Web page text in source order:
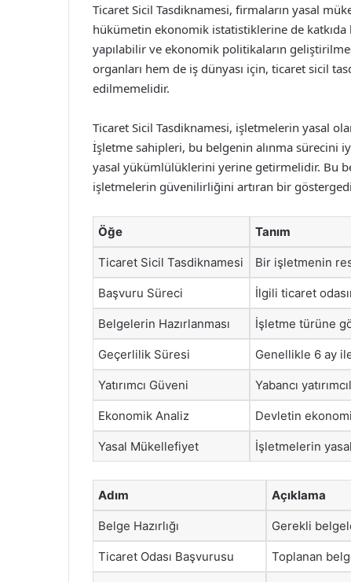
Ticaret Sicil Tasdiknamesi, firmaların yasal
hükümetin ekonomik istatistiklerine de katkıda
yapılabilir ve ekonomik politikaların
organları hem de iş dünyası için, ticaret sicil
edilmemelidir.
Ticaret Sicil Tasdiknamesi, işletmelerin yasal
İşletme sahipleri, bu belgenin alınma
yasal yükümlülüklerini yerine getirmelidir. Bu
işletmelerin güvenilirliğini artıran bir
Öğe Tanım
Ticaret Sicil Tasdiknamesi Bir işletmenin
Başvuru Süreci İlgili ticaret
Belgelerin Hazırlanması İşletme türüne
Geçerlilik Süresi Genellikle 6 ay ile
Yatırımcı Güveni Yabancı
Ekonomik Analiz Devletin
Yasal Mükellefiyet İşletmelerin
Adım Açıklama
Belge Hazırlığı Gerekli
Ticaret Odası Başvurusu Toplanan